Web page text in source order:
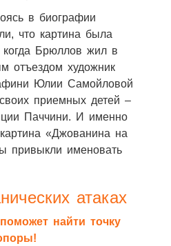
в биографии
что картина была
Брюллов жил в
отъездом художник
Юлии Самойловой
приемных детей –
Паччини. И именно
«Джованина на
привыкли именовать
атаках
найти точку